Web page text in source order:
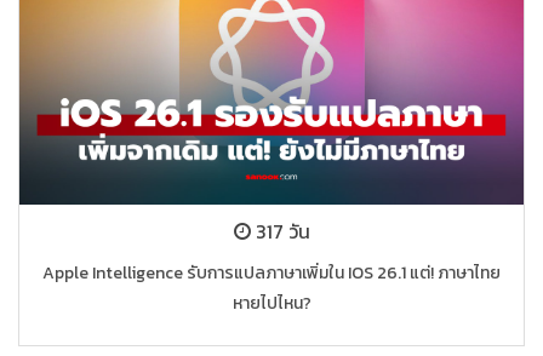
317 วัน
Apple Intelligence รับการแปลภาษาเพิ่มใน IOS 26.1 แต่! ภาษาไทย
หายไปไหน?